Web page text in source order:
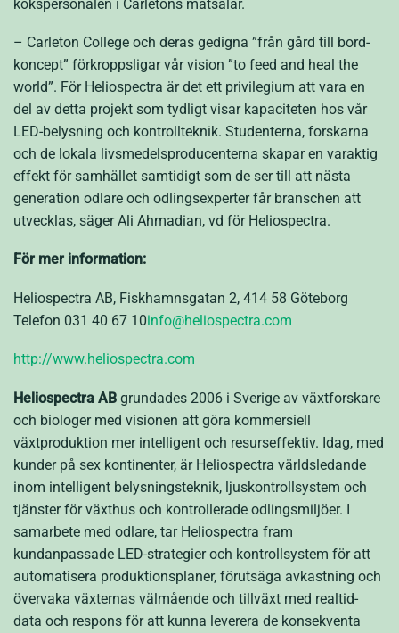
kökspersonalen i Carletons matsalar.
– Carleton College och deras gedigna ”från gård till bord-
koncept” förkroppsligar vår vision ”to feed and heal the
world”. För Heliospectra är det ett privilegium att vara en
del av detta projekt som tydligt visar kapaciteten hos vår
LED-belysning och kontrollteknik. Studenterna, forskarna
och de lokala livsmedelsproducenterna skapar en varaktig
effekt för samhället samtidigt som de ser till att nästa
generation odlare och odlingsexperter får branschen att
utvecklas, säger Ali Ahmadian, vd för Heliospectra.
För mer information:
Heliospectra AB, Fiskhamnsgatan 2, 414 58 Göteborg
Telefon 031 40 67 10info@heliospectra.com
http://www.heliospectra.com
Heliospectra AB grundades 2006 i Sverige av växtforskare
och biologer med visionen att göra kommersiell
växtproduktion mer intelligent och resurseffektiv. Idag, med
kunder på sex kontinenter, är Heliospectra världsledande
inom intelligent belysningsteknik, ljuskontrollsystem och
tjänster för växthus och kontrollerade odlingsmiljöer. I
samarbete med odlare, tar Heliospectra fram
kundanpassade LED-strategier och kontrollsystem för att
automatisera produktionsplaner, förutsäga avkastning och
övervaka växternas välmående och tillväxt med realtid-
data och respons för att kunna leverera de konsekventa